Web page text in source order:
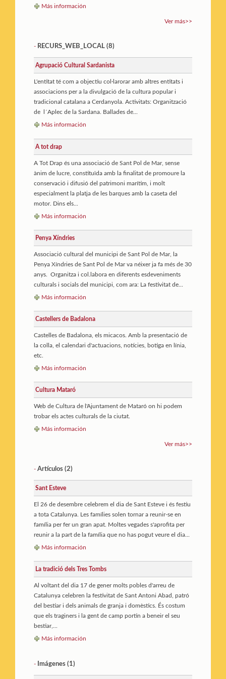
Más información
Ver más>>
- RECURS_WEB_LOCAL (8)
Agrupació Cultural Sardanista
L'entitat té com a objectiu col·larorar amb altres entitats i
associacions per a la divulgació de la cultura popular i
tradicional catalana a Cerdanyola. Activitats: Organització
de l´Aplec de la Sardana. Ballades de...
Más información
A tot drap
A Tot Drap és una associació de Sant Pol de Mar, sense
ànim de lucre, constituïda amb la finalitat de promoure la
conservació i difusió del patrimoni marítim, i molt
especialment la platja de les barques amb la caseta del
motor. Dins els...
Más información
Penya Xíndries
Associació cultural del municipi de Sant Pol de Mar, la
Penya Xíndries de Sant Pol de Mar va néixer ja fa més de 30
anys. Organitza i col.labora en diferents esdeveniments
culturals i socials del municipi, com ara: La festivitat de...
Más información
Castellers de Badalona
Castelles de Badalona, els micacos. Amb la presentació de
la colla, el calendari d'actuacions, notícies, botiga en línia,
etc.
Más información
Cultura Mataró
Web de Cultura de l'Ajuntament de Mataró on hi podem
trobar els actes culturals de la ciutat.
Más información
Ver más>>
- Artículos (2)
Sant Esteve
El 26 de desembre celebrem el dia de Sant Esteve i és festiu
a tota Catalunya. Les famílies solen tornar a reunir-se en
família per fer un gran apat. Moltes vegades s'aprofita per
reunir a la part de la família que no has pogut veure el dia...
Más información
La tradició dels Tres Tombs
Al voltant del dia 17 de gener molts pobles d'arreu de
Catalunya celebren la festivitat de Sant Antoni Abad, patró
del bestiar i dels animals de granja i domèstics. És costum
que els traginers i la gent de camp portin a beneir el seu
bestiar,...
Más información
- Imágenes (1)